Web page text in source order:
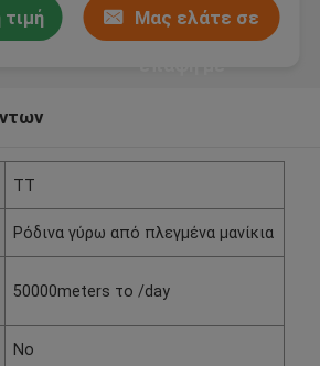
Μας ελάτε σε
TT
Ρόδινα γύρω από πλεγμένα μανίκια
50000meters το /day
No